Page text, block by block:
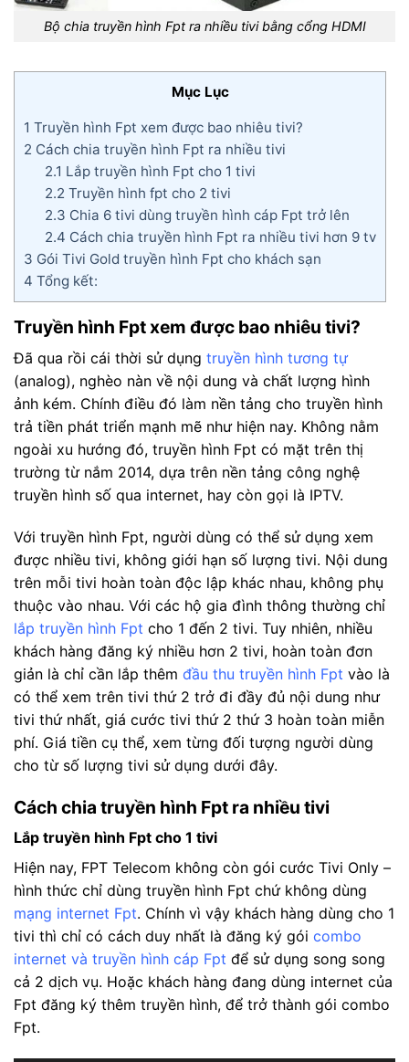
Bộ chia truyền hình Fpt ra nhiều tivi bằng cổng HDMI
Mục Lục
1 Truyền hình Fpt xem được bao nhiêu tivi?
2 Cách chia truyền hình Fpt ra nhiều tivi
2.1 Lắp truyền hình Fpt cho 1 tivi
2.2 Truyền hình fpt cho 2 tivi
2.3 Chia 6 tivi dùng truyền hình cáp Fpt trở lên
2.4 Cách chia truyền hình Fpt ra nhiều tivi hơn 9 tv
3 Gói Tivi Gold truyền hình Fpt cho khách sạn
4 Tổng kết:
Truyền hình Fpt xem được bao nhiêu tivi?
Đã qua rồi cái thời sử dụng truyền hình tương tự
(analog), nghèo nàn về nội dung và chất lượng hình
ảnh kém. Chính điều đó làm nền tảng cho truyền hình
trả tiền phát triển mạnh mẽ như hiện nay. Không nằm
ngoài xu hướng đó, truyền hình Fpt có mặt trên thị
trường từ nắm 2014, dựa trên nền tảng công nghệ
truyền hình số qua internet, hay còn gọi là IPTV.
Với truyền hình Fpt, người dùng có thể sử dụng xem
được nhiều tivi, không giới hạn số lượng tivi. Nội dung
trên mỗi tivi hoàn toàn độc lập khác nhau, không phụ
thuộc vào nhau. Với các hộ gia đình thông thường chỉ
lắp truyền hình Fpt cho 1 đến 2 tivi. Tuy nhiên, nhiều
khách hàng đăng ký nhiều hơn 2 tivi, hoàn toàn đơn
giản là chỉ cần lắp thêm đầu thu truyền hình Fpt vào là
có thể xem trên tivi thứ 2 trở đi đầy đủ nội dung như
tivi thứ nhất, giá cước tivi thứ 2 thứ 3 hoàn toàn miễn
phí. Giá tiền cụ thể, xem từng đối tượng người dùng
cho từ số lượng tivi sử dụng dưới đây.
Cách chia truyền hình Fpt ra nhiều tivi
Lắp truyền hình Fpt cho 1 tivi
Hiện nay, FPT Telecom không còn gói cước Tivi Only –
hình thức chỉ dùng truyền hình Fpt chứ không dùng
mạng internet Fpt. Chính vì vậy khách hàng dùng cho 1
tivi thì chỉ có cách duy nhất là đăng ký gói combo
internet và truyền hình cáp Fpt để sử dụng song song
cả 2 dịch vụ. Hoặc khách hàng đang dùng internet của
Fpt đăng ký thêm truyền hình, để trở thành gói combo
Fpt.